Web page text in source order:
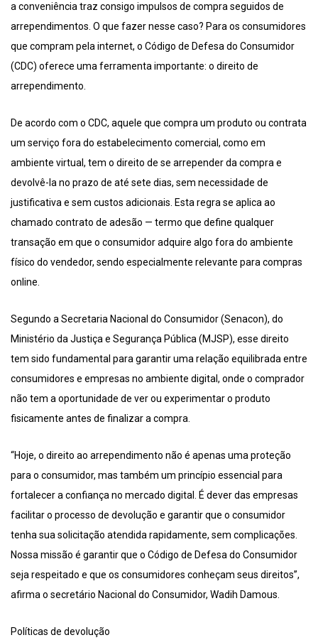
a conveniência traz consigo impulsos de compra seguidos de
arrependimentos. O que fazer nesse caso? Para os consumidores
que compram pela internet, o Código de Defesa do Consumidor
(CDC) oferece uma ferramenta importante: o direito de
arrependimento.
De acordo com o CDC, aquele que compra um produto ou contrata
um serviço fora do estabelecimento comercial, como em
ambiente virtual, tem o direito de se arrepender da compra e
devolvê-la no prazo de até sete dias, sem necessidade de
justificativa e sem custos adicionais. Esta regra se aplica ao
chamado contrato de adesão — termo que define qualquer
transação em que o consumidor adquire algo fora do ambiente
físico do vendedor, sendo especialmente relevante para compras
online.
Segundo a Secretaria Nacional do Consumidor (Senacon), do
Ministério da Justiça e Segurança Pública (MJSP), esse direito
tem sido fundamental para garantir uma relação equilibrada entre
consumidores e empresas no ambiente digital, onde o comprador
não tem a oportunidade de ver ou experimentar o produto
fisicamente antes de finalizar a compra.
“Hoje, o direito ao arrependimento não é apenas uma proteção
para o consumidor, mas também um princípio essencial para
fortalecer a confiança no mercado digital. É dever das empresas
facilitar o processo de devolução e garantir que o consumidor
tenha sua solicitação atendida rapidamente, sem complicações.
Nossa missão é garantir que o Código de Defesa do Consumidor
seja respeitado e que os consumidores conheçam seus direitos”,
afirma o secretário Nacional do Consumidor, Wadih Damous.
Políticas de devolução